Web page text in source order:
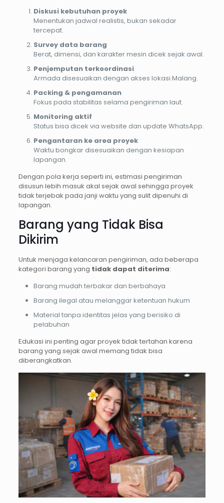
Diskusi kebutuhan proyek
Menentukan jadwal realistis, bukan sekadar
tercepat.
Survey data barang
Berat, dimensi, dan karakter mesin dicek sejak awal.
Penjemputan terkoordinasi
Armada disesuaikan dengan akses lokasi Malang.
Packing & pengamanan
Fokus pada stabilitas selama pengiriman laut.
Monitoring aktif
Status bisa dicek via website dan update WhatsApp.
Pengantaran ke area proyek
Waktu bongkar disesuaikan dengan kesiapan
lapangan.
Dengan pola kerja seperti ini, estimasi pengiriman
disusun lebih masuk akal sejak awal sehingga proyek
tidak terjebak pada janji waktu yang sulit dipenuhi di
lapangan.
Barang yang Tidak Bisa
Dikirim
Untuk menjaga kelancaran pengiriman, ada beberapa
kategori barang yang tidak dapat diterima:
Barang mudah terbakar dan berbahaya
Barang ilegal atau melanggar ketentuan hukum
Material tanpa identitas jelas yang berisiko di
pelabuhan
Edukasi ini penting agar proyek tidak tertahan karena
barang yang sejak awal memang tidak bisa
diberangkatkan.